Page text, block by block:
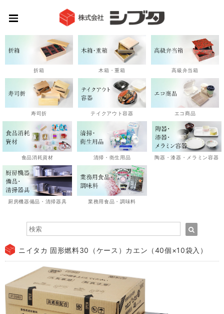
折箱 木箱・重箱 高級弁当箱
寿司折 テイクアウト容器 エコ商品
食品消耗資材 清掃・衛生用品 陶器・漆器・メラミン容器
厨房機器備品・清掃器具 業務用食品・調味料
ニイタカ 固形燃料30（ケース）カエン（40個×10袋入）